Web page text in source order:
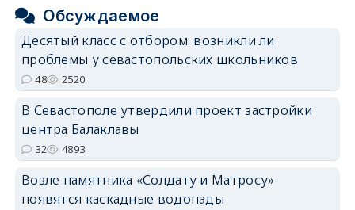
Обсуждаемое
Десятый класс с отбором: возникли ли
проблемы у севастопольских школьников
48 2520
В Севастополе утвердили проект застройки
центра Балаклавы
32 4893
Возле памятника «Солдату и Матросу»
появятся каскадные водопады